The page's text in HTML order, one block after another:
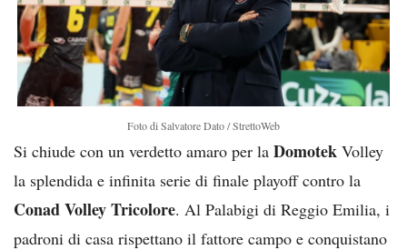
Foto di Salvatore Dato / StrettoWeb
Si chiude con un verdetto amaro per la Domotek Volley
la splendida e infinita serie di finale playoff contro la
Conad Volley Tricolore. Al Palabigi di Reggio Emilia, i
padroni di casa rispettano il fattore campo e conquistano